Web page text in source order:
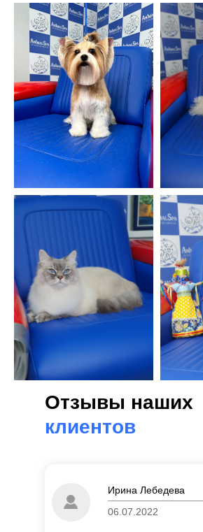
Отзывы наших
клиентов
Ирина Лебедева
06.07.2022